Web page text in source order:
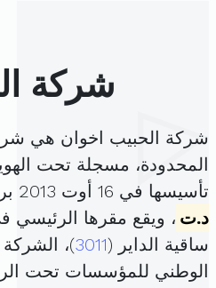
شركة
شركة الحبيب اخوان هي
المحدودة، مسجلة تحت
تأسيسها في 16 أوت 2013 برأس مال قدره
د.ت ، ويقع مقرها
ساقية الداير (3011)،
الوطني للمؤسسات تحت